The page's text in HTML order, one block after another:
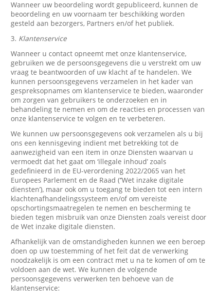
Wanneer uw beoordeling wordt gepubliceerd, kunnen de
beoordeling en uw voornaam ter beschikking worden
gesteld aan bezorgers, Partners en/of het publiek.
3. Klantenservice
Wanneer u contact opneemt met onze klantenservice,
gebruiken we de persoonsgegevens die u verstrekt om uw
vraag te beantwoorden of uw klacht af te handelen. We
kunnen persoonsgegevens verzamelen in het kader van
gespreksopnames om klantenservice te bieden, waaronder
om zorgen van gebruikers te onderzoeken en in
behandeling te nemen en om de reacties en processen van
onze klantenservice te volgen en te verbeteren.
We kunnen uw persoonsgegevens ook verzamelen als u bij
ons een kennisgeving indient met betrekking tot de
aanwezigheid van een item in onze Diensten waarvan u
vermoedt dat het gaat om ‘illegale inhoud’ zoals
gedefinieerd in de EU-verordening 2022/2065 van het
Europees Parlement en de Raad (‘’Wet inzake digitale
diensten’), maar ook om u toegang te bieden tot een intern
klachtenafhandelingssysteem en/of om vereiste
opschortingsmaatregelen te nemen en bescherming te
bieden tegen misbruik van onze Diensten zoals vereist door
de Wet inzake digitale diensten.
Afhankelijk van de omstandigheden kunnen we een beroep
doen op uw toestemming of het feit dat de verwerking
noodzakelijk is om een contract met u na te komen of om te
voldoen aan de wet. We kunnen de volgende
persoonsgegevens verwerken ten behoeve van de
klantenservice: